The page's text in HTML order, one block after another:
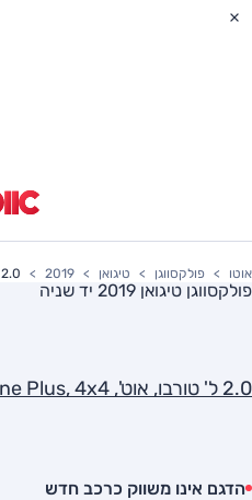
אוטו פולקסווגן טיגואן 2019 2.0 ל' טורבו, אוט', Comfortline Plus, 4x4
פולקסווגן טיגואן 2019 יד שניה
2.0 ל' טורבו, אוט', Comfortline Plus, 4x4
הדגם אינו משווק כרכב חדש